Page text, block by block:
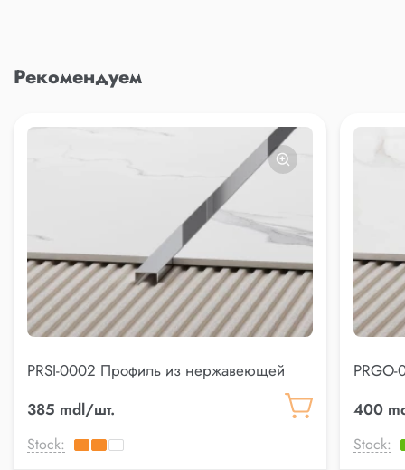
Рекомендуем
PRSI-0002 Профиль из нержавеющей
385 mdl/шт.
Stock:
400
Stock: